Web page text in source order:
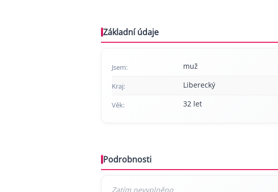
Základní údaje
Jsem: muž
Kraj: Liberecký
Věk: 32 let
Podrobnosti